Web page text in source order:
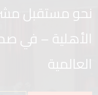
نحو مستقبل
الأهلية – في
العالمية
مع جامعة إربد
مسيرتك
الإبداع